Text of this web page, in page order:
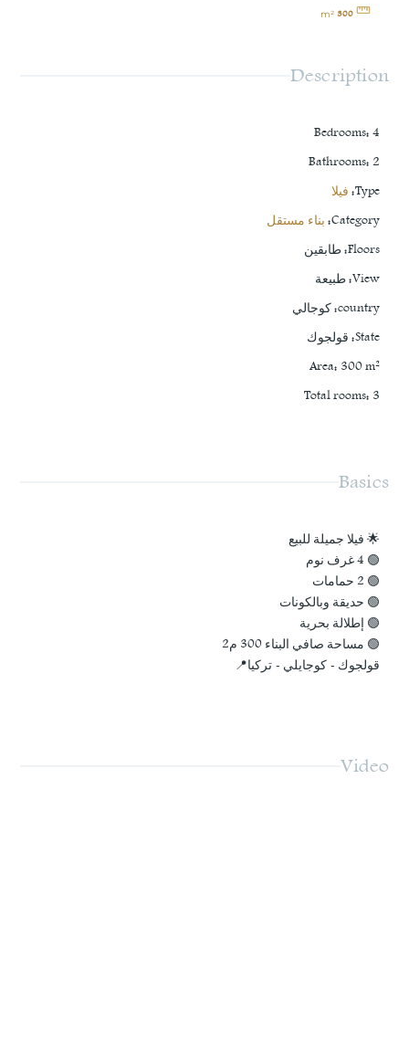
300
m²
Description
Bedrooms: 4
Bathrooms: 2
Type
: فيلا
Category
: بناء مستقل
Floors
:طابقين
View
:طبيعة
country
:كوجالي
State
: قولجوك
Area: 300m²
Total rooms: 3
Basics
🌟 فيلا جميلة للبيع
🟢 4 غرف نوم
🟢 2 حمامات
🟢 حديقة وبالكونات
🟢 إطلالة بحرية
🟢 مساحة صافي البناء 300 م2
قولجوك - كوجايلي - تركيا📍
Video